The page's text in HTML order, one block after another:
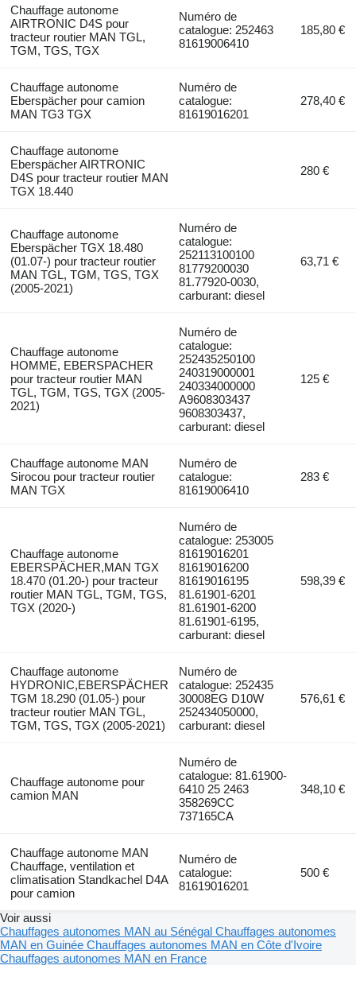
Chauffage autonome
AIRTRONIC D4S pour
tracteur routier MAN TGL,
TGM, TGS, TGX
Numéro de
catalogue: 252463
81619006410
185,80 €
Chauffage autonome
Eberspächer pour camion
MAN TG3 TGX
Numéro de
catalogue:
81619016201
278,40 €
Chauffage autonome
Eberspächer AIRTRONIC
D4S pour tracteur routier MAN
TGX 18.440
280 €
Chauffage autonome
Eberspächer TGX 18.480
(01.07-) pour tracteur routier
MAN TGL, TGM, TGS, TGX
(2005-2021)
Numéro de
catalogue:
252113100100
81779200030
81.77920-0030,
carburant: diesel
63,71 €
Chauffage autonome
HOMME, EBERSPACHER
pour tracteur routier MAN
TGL, TGM, TGS, TGX (2005-
2021)
Numéro de
catalogue:
252435250100
240319000001
240334000000
A9608303437
9608303437,
carburant: diesel
125 €
Chauffage autonome MAN
Sirocou pour tracteur routier
MAN TGX
Numéro de
catalogue:
81619006410
283 €
Chauffage autonome
EBERSPÄCHER,MAN TGX
18.470 (01.20-) pour tracteur
routier MAN TGL, TGM, TGS,
TGX (2020-)
Numéro de
catalogue: 253005
81619016201
81619016200
81619016195
81.61901-6201
81.61901-6200
81.61901-6195,
carburant: diesel
598,39 €
Chauffage autonome
HYDRONIC,EBERSPÄCHER
TGM 18.290 (01.05-) pour
tracteur routier MAN TGL,
TGM, TGS, TGX (2005-2021)
Numéro de
catalogue: 252435
30008EG D10W
252434050000,
carburant: diesel
576,61 €
Chauffage autonome pour
camion MAN
Numéro de
catalogue: 81.61900-
6410 25 2463
358269CC
737165CA
348,10 €
Chauffage autonome MAN
Chauffage, ventilation et
climatisation Standkachel D4A
pour camion
Numéro de
catalogue:
81619016201
500 €
Voir aussi
Chauffages autonomes MAN au Sénégal Chauffages autonomes
MAN en Guinée Chauffages autonomes MAN en Côte d'Ivoire
Chauffages autonomes MAN en France